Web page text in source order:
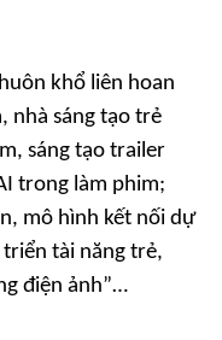
khổ liên hoan
nhà sáng tạo trẻ
sáng tạo trailer
trong làm phim;
mô hình kết nối dự
tài năng trẻ,
điện ảnh”…